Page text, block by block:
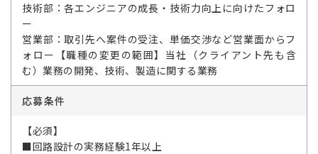
技術部：各エンジニアの成長・技術力向上に向けたフォロ
ー
営業部：取引先へ案件の受注、単価交渉など営業面からフ
ォロー【職種の変更の範囲】当社（クライアント先も含
む）業務の開発、技術、製造に関する業務
応募条件
【必須】
■回路設計の実務経験1年以上